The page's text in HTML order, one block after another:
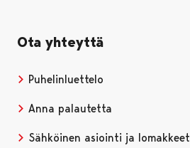
Ota yhteyttä
Puhelinluettelo
Anna palautetta
Sähköinen asiointi ja lomakkeet